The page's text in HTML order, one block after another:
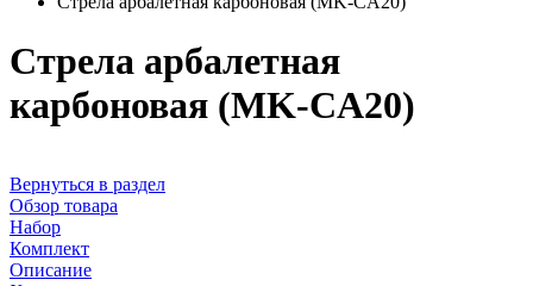
Стрела арбалетная
карбоновая (MK-CA20)
Вернуться в раздел
Обзор товара
Набор
Комплект
Описание